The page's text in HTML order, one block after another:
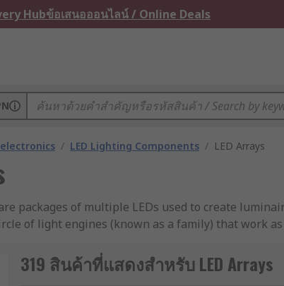
Hubข้อเสนอออนไลน์ / Online Deals
/ LED Lighting Components / LED Arrays
packages of multiple LEDs used to create
of light engines (known as a family) that work
has an integratedLED driver (electronic control
square chips. These chips are spaced out in a
319 สินค้าที่แสดงสำหรับ LED Arrays